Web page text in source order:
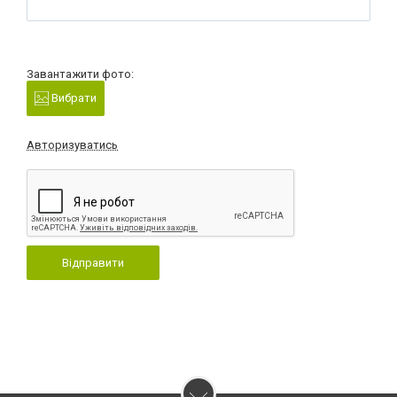
Завантажити фото:
Вибрати
Авторизуватись
Відправити